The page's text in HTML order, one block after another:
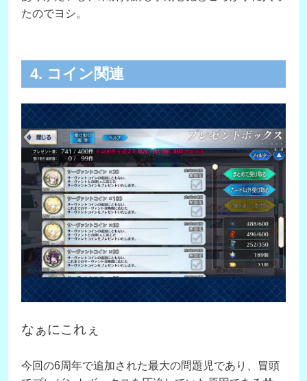
たのでヨシ。
4. コイン関連
なぁにこれぇ
今回の6周年で追加された最大の問題児であり、冒頭